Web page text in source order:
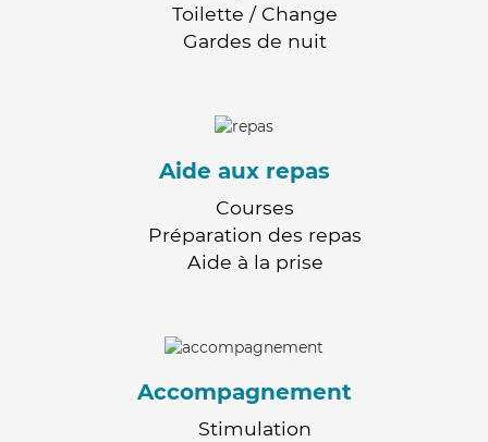
Toilette / Change
Gardes de nuit
Aide aux repas
Courses
Préparation des repas
Aide à la prise
Accompagnement
Stimulation